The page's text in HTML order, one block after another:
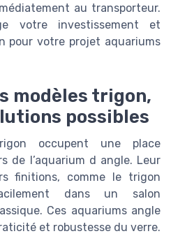
au transporteur.
votre investissement et
pour votre projet aquariums
modèles trigon,
possibles
occupent une place
de l’aquarium d angle. Leur
finitions, comme le trigon
dans un salon
Ces aquariums angle
et robustesse du verre.